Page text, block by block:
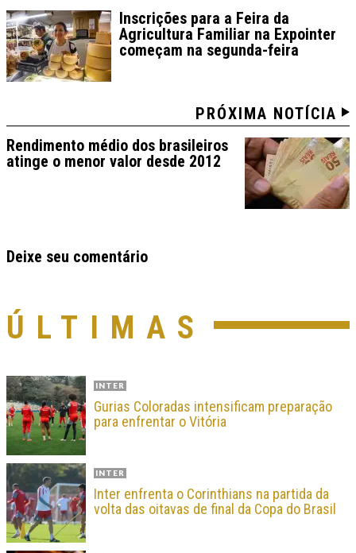
Inscrições para a Feira da
Agricultura Familiar na Expointer
começam na segunda-feira
PRÓXIMA NOTÍCIA
Rendimento médio dos brasileiros
atinge o menor valor desde 2012
Deixe seu comentário
ÚLTIMAS
INTER
Gurias Coloradas intensificam preparação
para enfrentar o Vitória
INTER
Inter enfrenta o Corinthians na partida da
volta das oitavas de final da Copa do Brasil